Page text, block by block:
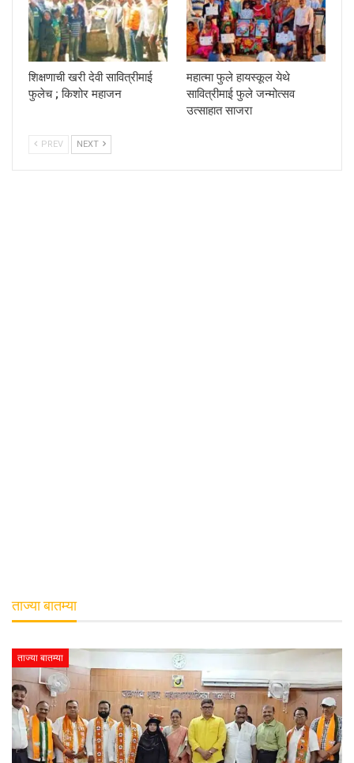
शिक्षणाची खरी देवी सावित्रीमाई
फुलेच ; किशोर महाजन
महात्मा फुले हायस्कूल येथे
सावित्रीमाई फुले जन्मोत्सव
उत्साहात साजरा
PREV NEXT
ताज्या बातम्या
ताज्या बातम्या